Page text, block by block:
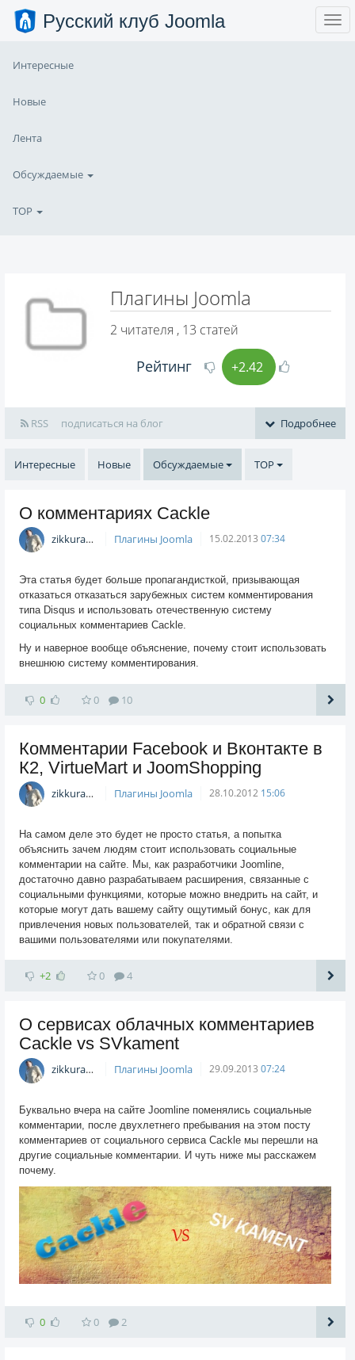
Русский клуб Joomla
Интересные
Новые
Лента
Обсуждаемые
TOP
Плагины Joomla
2 читателя , 13 статей
Рейтинг +2.42
RSS подписаться на блог Подробнее
Интересные Новые Обсуждаемые TOP
О комментариях Cackle
zikkuratvk Плагины Joomla 15.02.2013 07:34
Эта статья будет больше пропагандисткой, призывающая
отказаться отказаться зарубежных систем комментирования
типа Disqus и использовать отечественную систему
социальных комментариев Cackle.
Ну и наверное вообще объяснение, почему стоит использовать
внешнюю систему комментирования.
0 0 10
Комментарии Facebook и Вконтакте в
К2, VirtueMart и JoomShopping
zikkuratvk Плагины Joomla 28.10.2012 15:06
На самом деле это будет не просто статья, а попытка
объяснить зачем людям стоит использовать социальные
комментарии на сайте. Мы, как разработчики Joomline,
достаточно давно разрабатываем расширения, связанные с
социальными функциями, которые можно внедрить на сайт, и
которые могут дать вашему сайту ощутимый бонус, как для
привлечения новых пользователей, так и обратной связи с
вашими пользователями или покупателями.
+2 0 4
О сервисах облачных комментариев
Cackle vs SVkament
zikkuratvk Плагины Joomla 29.09.2013 07:24
Буквально вчера на сайте Joomline поменялись социальные
комментарии, после двухлетнего пребывания на этом посту
комментариев от социального сервиса Cackle мы перешли на
другие социальные комментарии. И чуть ниже мы расскажем
почему.
0 0 2